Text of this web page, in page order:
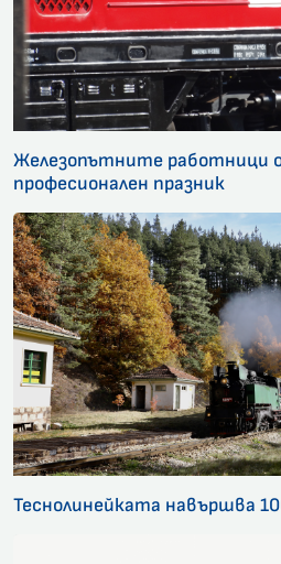
Железопътните работници
професионален празник
Теснолинейката навършва